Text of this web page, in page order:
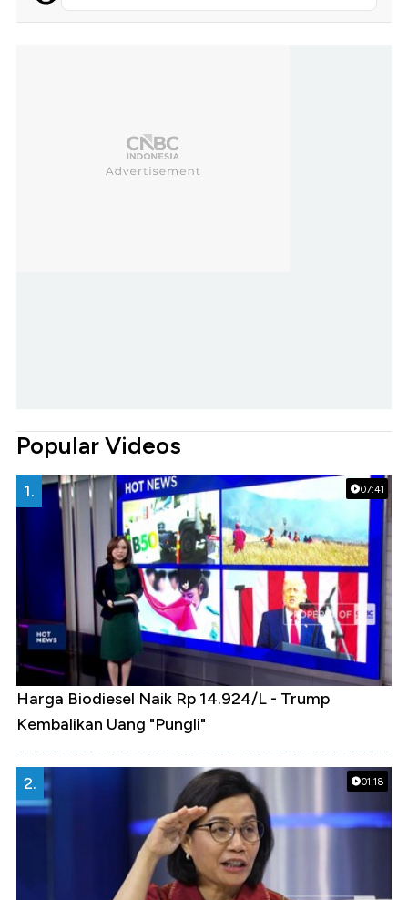
Popular Videos
07:41
1.
Harga Biodiesel Naik Rp 14.924/L - Trump
Kembalikan Uang "Pungli"
01:18
2.